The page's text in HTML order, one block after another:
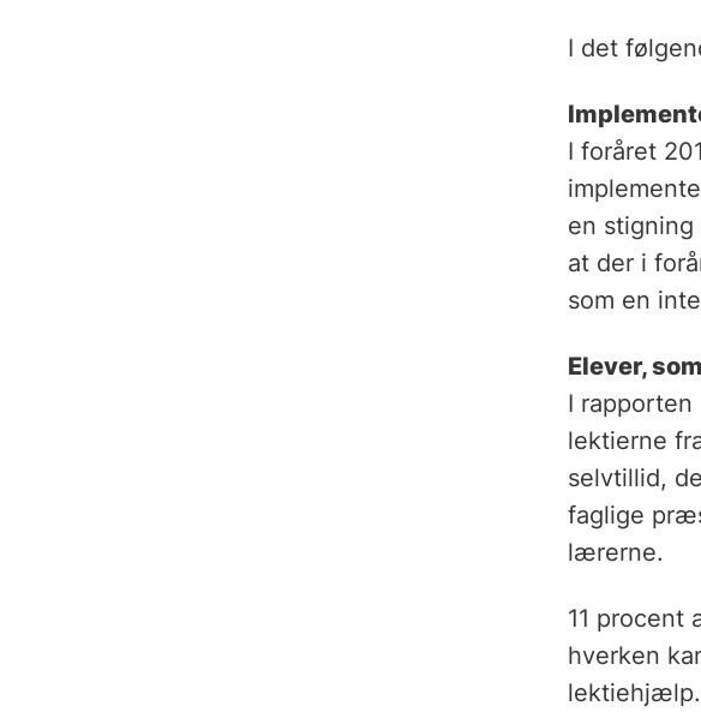
I det
I foråret
en
at der i
som en
Elever,
I
lektierne
selvtillid,
faglige
lærerne.
11 procent
hverken
lektiehjælp.